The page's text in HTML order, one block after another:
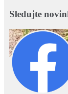
Sledujte